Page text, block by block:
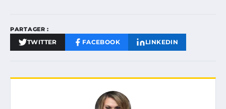
PARTAGER :
TWITTER FACEBOOK LINKEDIN